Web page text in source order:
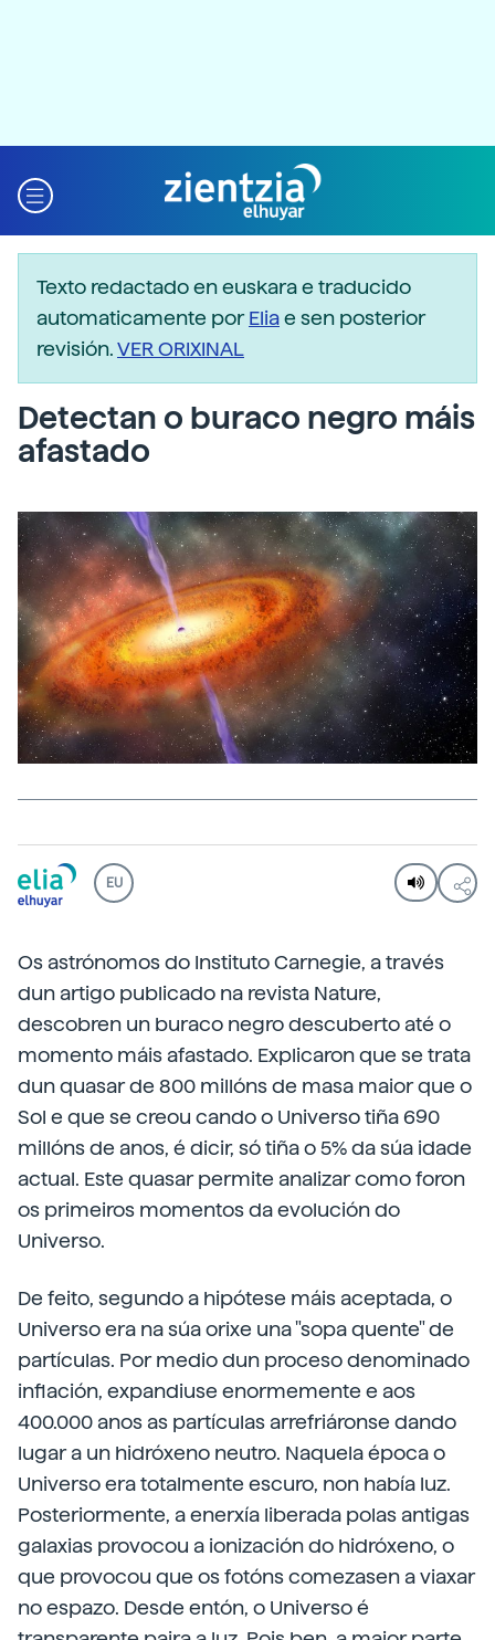
Texto redactado en euskara e traducido
automaticamente porEliae sen posterior
revisión.VER ORIXINAL
Detectan o buraco negro máis
afastado
EU
Os astrónomos do Instituto Carnegie, a través
dun artigo publicado na revista Nature,
descobren un buraco negro descuberto até o
momento máis afastado. Explicaron que se trata
dun quasar de 800 millóns de masa maior que o
Sol e que se creou cando o Universo tiña 690
millóns de anos, é dicir, só tiña o 5% da súa idade
actual. Este quasar permite analizar como foron
os primeiros momentos da evolución do
Universo.
De feito, segundo a hipótese máis aceptada, o
Universo era na súa orixe una "sopa quente" de
partículas. Por medio dun proceso denominado
inflación, expandiuse enormemente e aos
400.000 anos as partículas arrefriáronse dando
lugar a un hidróxeno neutro. Naquela época o
Universo era totalmente escuro, non había luz.
Posteriormente, a enerxía liberada polas antigas
galaxias provocou a ionización do hidróxeno, o
que provocou que os fotóns comezasen a viaxar
no espazo. Desde entón, o Universo é